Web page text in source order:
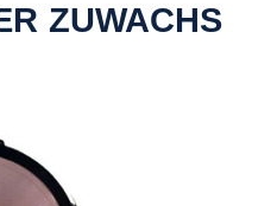
ZUWACHS